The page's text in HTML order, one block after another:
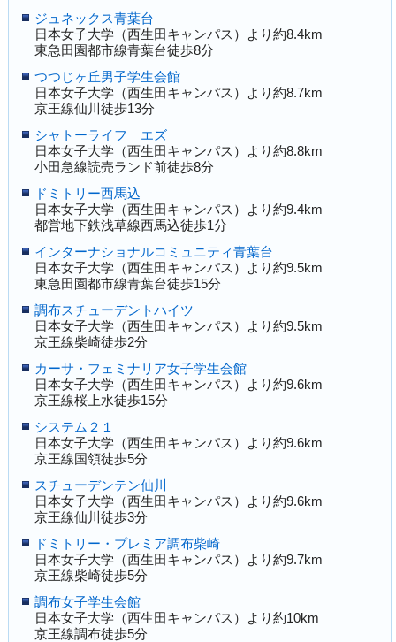
ジュネックス青葉台
日本女子大学（西生田キャンパス）より約8.4km
東急田園都市線青葉台徒歩8分
つつじヶ丘男子学生会館
日本女子大学（西生田キャンパス）より約8.7km
京王線仙川徒歩13分
シャトーライフ エズ
日本女子大学（西生田キャンパス）より約8.8km
小田急線読売ランド前徒歩8分
ドミトリー西馬込
日本女子大学（西生田キャンパス）より約9.4km
都営地下鉄浅草線西馬込徒歩1分
インターナショナルコミュニティ青葉台
日本女子大学（西生田キャンパス）より約9.5km
東急田園都市線青葉台徒歩15分
調布スチューデントハイツ
日本女子大学（西生田キャンパス）より約9.5km
京王線柴崎徒歩2分
カーサ・フェミナリア女子学生会館
日本女子大学（西生田キャンパス）より約9.6km
京王線桜上水徒歩15分
システム２１
日本女子大学（西生田キャンパス）より約9.6km
京王線国領徒歩5分
スチューデンテン仙川
日本女子大学（西生田キャンパス）より約9.6km
京王線仙川徒歩3分
ドミトリー・プレミア調布柴崎
日本女子大学（西生田キャンパス）より約9.7km
京王線柴崎徒歩5分
調布女子学生会館
日本女子大学（西生田キャンパス）より約10km
京王線調布徒歩5分